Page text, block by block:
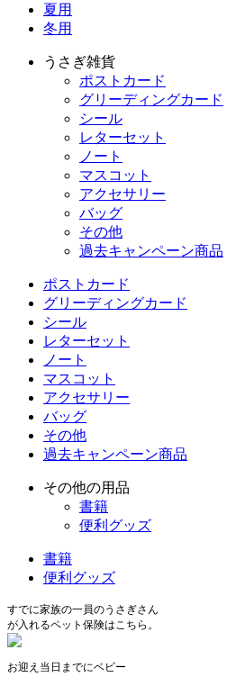
夏用
冬用
うさぎ雑貨
ポストカード
グリーディングカード
シール
レターセット
ノート
マスコット
アクセサリー
バッグ
その他
過去キャンペーン商品
ポストカード
グリーディングカード
シール
レターセット
ノート
マスコット
アクセサリー
バッグ
その他
過去キャンペーン商品
その他の用品
書籍
便利グッズ
書籍
便利グッズ
すでに家族の一員のうさぎさん
が入れるペット保険はこちら。
お迎え当日までにベビー